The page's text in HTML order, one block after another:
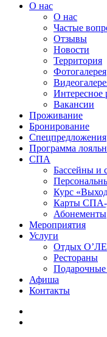
О нас
О нас
Частые
Отзывы
Новости
Территория
Фотогалерея
Интересное
Вакансии
Проживание
Бронирование
Спецпредложения
Программа
СПА
Бассейны и
Курс
Карты СПА-
Абонементы
Мероприятия
Услуги
Отдых
Рестораны
Афиша
Контакты